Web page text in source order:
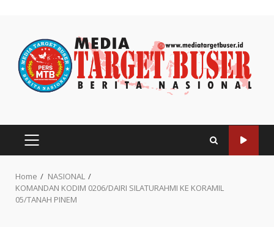
content
PRIMARY
Home
NASIONAL
KOMANDAN KODIM 0206/DAIRI SILATURAHMI KE KORAMIL
05/TANAH PINEM